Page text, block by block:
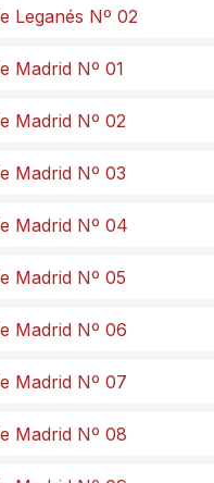
Leganés Nº 02
Madrid Nº 01
Madrid Nº 02
Madrid Nº 03
Madrid Nº 04
Madrid Nº 05
Madrid Nº 06
Madrid Nº 07
Madrid Nº 08